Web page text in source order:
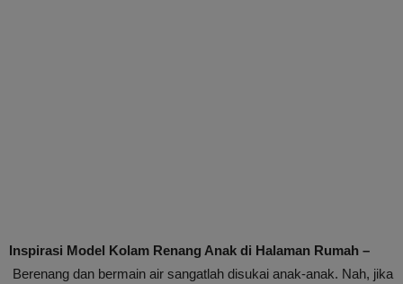
Inspirasi Model Kolam Renang Anak di Halaman Rumah –
Berenang dan bermain air sangatlah disukai anak-anak. Nah, jika